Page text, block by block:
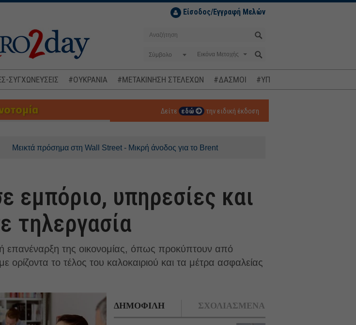
Είσοδος/Εγγραφή Μελών
Σύμβολο
ΣΥΓΧΩΝΕΥΣΕΙΣ #ΟΥΚΡΑΝΙΑ #ΜΕΤΑΚΙΝΗΣΗ ΣΤΕΛΕΧΩΝ #ΔΑΣΜΟΙ #ΥΠΟΚΛΟΠΕΣ
Δείτε εδώ την ειδική έκδοση
πρόσημα στη Wall Street - Μικρή άνοδος για το Brent
εμπόριο, υπηρεσίες και
τηλεργασία
επανέναρξη της οικονομίας, όπως προκύπτουν από
ορίζοντα το τέλος του καλοκαιριού και τα μέτρα ασφαλείας
ΔΗΜΟΦΙΛΗ ΣΧΟΛΙΑΣΜΕΝΑ